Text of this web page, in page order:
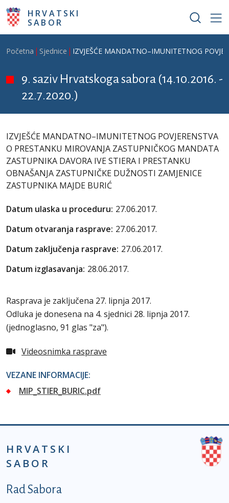
Skoči na glavni sadržaj
HRVATSKI
SABOR
Breadcrumb
Početna Sjednice IZVJEŠĆE MANDATNO–IMUNITETNOG
9. saziv Hrvatskoga sabora (14.10.2016. -
22.7.2020.)
IZVJEŠĆE MANDATNO–IMUNITETNOG POVJERENSTVA
O PRESTANKU MIROVANJA ZASTUPNIČKOG MANDATA
ZASTUPNIKA DAVORA IVE STIERA I PRESTANKU
OBNAŠANJA ZASTUPNIČKE DUŽNOSTI ZAMJENICE
ZASTUPNIKA MAJDE BURIĆ
Datum ulaska u proceduru: 27.06.2017.
Datum otvaranja rasprave: 27.06.2017.
Datum zaključenja rasprave: 27.06.2017.
Datum izglasavanja: 28.06.2017.
Rasprava je zaključena 27. lipnja 2017.
Odluka je donesena na 4. sjednici 28. lipnja 2017.
(jednoglasno, 91 glas "za").
Videosnimka rasprave
VEZANE INFORMACIJE:
MIP_STIER_BURIC.pdf
HRVATSKI
SABOR
Podnožje prvi izbornik
Rad Sabora